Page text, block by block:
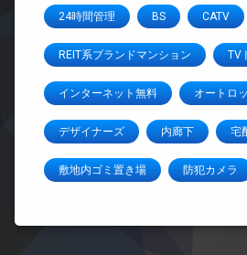
24時間管理 BS CATV
REIT系ブランドマンション TV
インターネット無料 オートロ
デザイナーズ 内廊下 宅
敷地内ゴミ置き場 防犯カメラ